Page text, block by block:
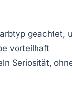
geachtet,
vorteilhaft
Seriosität,